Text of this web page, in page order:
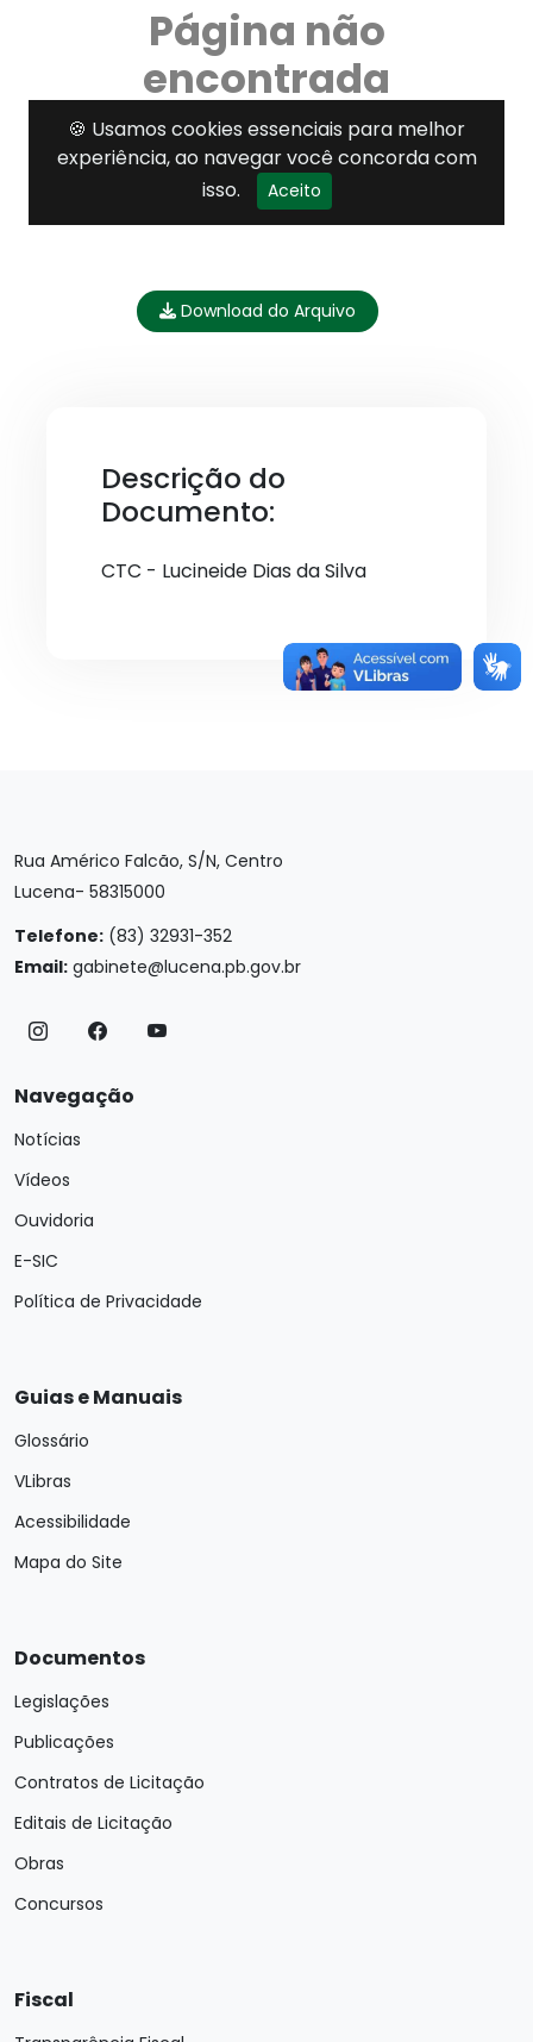
Download do Arquivo
Descrição do
Documento:
CTC - Lucineide Dias da Silva
Rua Américo Falcão, S/N, Centro
Lucena- 58315000
Telefone: (83) 32931-352
Email: gabinete@lucena.pb.gov.br
Navegação
Notícias
Vídeos
Ouvidoria
E-SIC
Política de Privacidade
Guias e Manuais
Glossário
VLibras
Acessibilidade
Mapa do Site
Documentos
Legislações
Publicações
Contratos de Licitação
Editais de Licitação
Obras
Concursos
Fiscal